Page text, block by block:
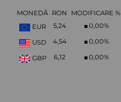
MONEDĂ RON
MODIFICARE %
EUR
5,24 0,00%
USD 4,54 0,00%
GBP 6,12 0,00%